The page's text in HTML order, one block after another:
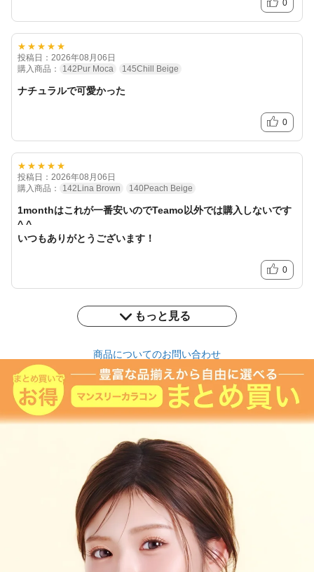
0
★★★★★
投稿日：2026年08月06日
購入商品：
142Pur Moca 145Chill Beige
ナチュラルで可愛かった
0
★★★★★
投稿日：2026年08月06日
購入商品：
142Lina Brown 140Peach Beige
1monthはこれが一番安いのでTeamo以外では購入しないです
^ ^
いつもありがとうございます！
0
もっと見る
商品についてのお問い合わせ